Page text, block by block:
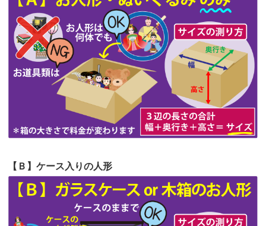
2026/06/19
インターネット検索でホームページを
見つけまし...
第63回人形供養祭 令和5年8月1日(火)
第62回人形供養祭令和5年6月21日(水)
第61回人形供養祭 令和5年5月19日(金)
第60回人形供養祭令和5年3月28日(火)
第59回人形供養祭 令和5年2月10日(金)
第58回人形供養祭令和5年12月21日(水)
第56回人形供養祭 令和4年10月19日(水)
第55回人形供養祭令和4年9月8日(木)
【Ｂ】ケース入りの人形